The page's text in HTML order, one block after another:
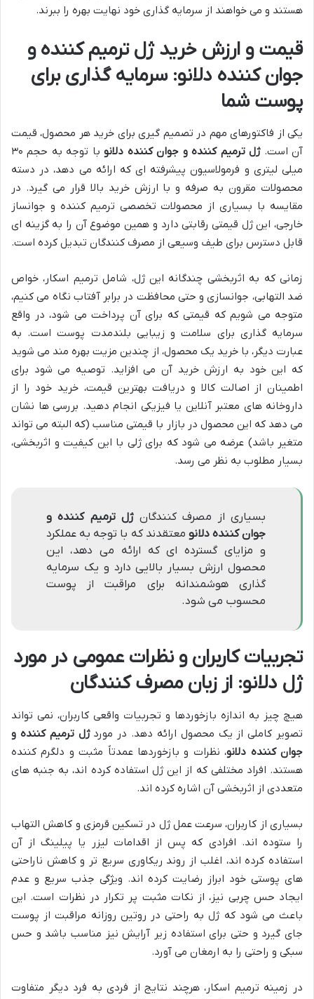
هستند و می خواهند از سرمایه گذاری خود نهایت بهره را ببرند.
قیمت و ارزش خریدژل ترمیم کننده و
جوان کننده دلانو: سرمایه گذاری برای
پوست شما
یکی از فاکتورهای مهم در تصمیم گیری برای خرید هر محصول، قیمت
آن است.ژل ترمیم کننده و جوان کننده دلانو
با توجه به حجم ۳۰
میلی لیتری و فرمولاسیون پیشرفته ای که ارائه می دهد، در دسته
محصولات مقرون به صرفه و با ارزش خرید بالا قرار می گیرد. در
مقایسه با بسیاری از محصولات تخصصی ترمیم کننده و جوانساز
خارجی، این ژل قیمتی رقابتی دارد و همین موضوع آن را به گزینه ای
قابل دسترس برای طیف وسیعی از مصرف کنندگان تبدیل کرده است.
زمانی که به اثربخشی چندگانه این ژل، شامل ترمیم اسکار، خواص
ضد التهابی، جوانسازی و حتی محافظت در برابر آفتاب نگاه می کنیم،
متوجه می شویم که قیمتی که برای آن پرداخت می شود، در واقع
سرمایه گذاری برای سلامت و زیبایی بلندمدت پوست است. به
عبارت دیگر، با خرید یک محصول، از چندین مزیت بهره مند می شوید
که این خود به ارزش خرید آن می افزاید. توصیه می شود برای
اطمینان از اصالت کالا و دریافت بهترین قیمت، خرید خود را از
داروخانه های معتبر آنلاین یا فیزیکی انجام دهید. بررسی ها نشان
می دهد که این محصول در بازار با قیمتی مناسب (که البته می تواند
متغیر باشد) عرضه می شود که برای ژلی با این کیفیت و اثربخشی،
بسیار مطلوب به نظر می رسد.
بسیاری از مصرف کنندگانژل ترمیم کننده و
جوان کننده دلانو معتقدند که با توجه به عملکرد
و مزایای گسترده ای که ارائه می دهد، این
محصول ارزش بسیار بالایی دارد و یک سرمایه
گذاری هوشمندانه برای مراقبت از پوست
محسوب می شود.
تجربیات کاربران و نظرات عمومی در مورد
ژل دلانو: از زبان مصرف کنندگان
هیچ چیز به اندازه بازخوردها و تجربیات واقعی کاربران، نمی تواند
تصویر کاملی از یک محصول ارائه دهد. در موردژل ترمیم کننده و
جوان کننده دلانو، نظرات و بازخوردها عمدتاً مثبت و دلگرم کننده
هستند. افراد مختلفی که از این ژل استفاده کرده اند، به جنبه های
متعددی از اثربخشی آن اشاره کرده اند.
بسیاری از کاربران، سرعت عمل ژل در تسکین قرمزی و کاهش التهاب
را ستوده اند. افرادی که پس از اقدامات لیزر یا پیلینگ از آن
استفاده کرده اند، اغلب از روند ریکاوری سریع تر و کاهش ناراحتی
های پوستی خود ابراز رضایت کرده اند. ویژگی جذب سریع و عدم
ایجاد حس چربی نیز، از نکات مثبت پر تکرار در نظرات است. این
باعث می شود که ژل به راحتی در روتین روزانه مراقبت از پوست
جای گیرد و حتی برای استفاده زیر آرایش نیز مناسب باشد و حس
سبکی و راحتی را به ارمغان می آورد.
در زمینه ترمیم اسکار، هرچند نتایج از فردی به فرد دیگر متفاوت